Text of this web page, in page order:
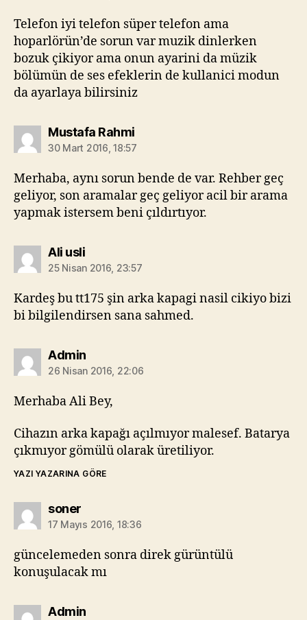
Telefon iyi telefon süper telefon ama
hoparlörün’de sorun var muzik dinlerken
bozuk çikiyor ama onun ayarini da müzik
bölümün de ses efeklerin de kullanici modun
da ayarlaya bilirsiniz
Mustafa Rahmidiyorki:
30 Mart 2016, 18:57
Merhaba, aynı sorun bende de var. Rehber geç
geliyor, son aramalar geç geliyor acil bir arama
yapmak istersem beni çıldırtıyor.
Ali uslidiyorki:
25 Nisan 2016, 23:57
Kardeş bu tt175 şin arka kapagi nasil cikiyo bizi
bi bilgilendirsen sana sahmed.
Admindiyorki:
26 Nisan 2016, 22:06
Merhaba Ali Bey,
Cihazın arka kapağı açılmıyor malesef. Batarya
çıkmıyor gömülü olarak üretiliyor.
YAZI YAZARINA GÖRE
sonerdiyorki:
17 Mayıs 2016, 18:36
güncelemeden sonra direk gürüntülü
konuşulacak mı
Admindiyorki: